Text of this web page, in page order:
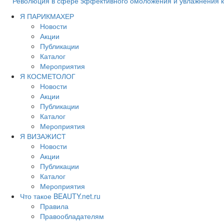
Я ПАРИКМАХЕР
Новости
Акции
Публикации
Каталог
Мероприятия
Я КОСМЕТОЛОГ
Новости
Акции
Публикации
Каталог
Мероприятия
Я ВИЗАЖИСТ
Новости
Акции
Публикации
Каталог
Мероприятия
Что такое BEAUTY.net.ru
Правила
Правообладателям